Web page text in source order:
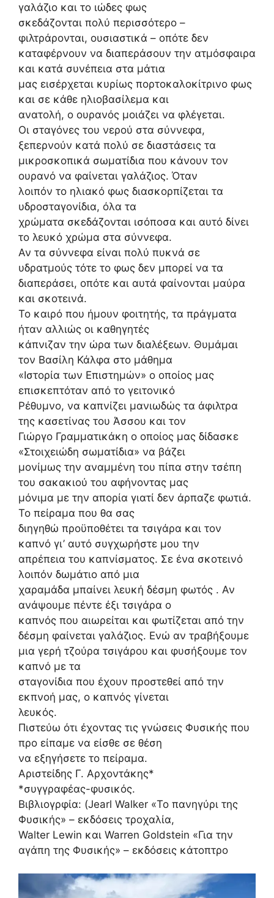
γαλάζιο και το ιώδες φως
σκεδάζονται πολύ περισσότερο –
φιλτράρονται, ουσιαστικά – οπότε δεν
καταφέρνουν να διαπεράσουν την ατμόσφαιρα
και κατά συνέπεια στα μάτια
μας εισέρχεται κυρίως πορτοκαλοκίτρινο φως
και σε κάθε ηλιοβασίλεμα και
ανατολή, ο ουρανός μοιάζει να φλέγεται.
Οι σταγόνες του νερού στα σύννεφα,
ξεπερνούν κατά πολύ σε διαστάσεις τα
μικροσκοπικά σωματίδια που κάνουν τον
ουρανό να φαίνεται γαλάζιος. Όταν
λοιπόν το ηλιακό φως διασκορπίζεται τα
υδροσταγονίδια, όλα τα
χρώματα σκεδάζονται ισόποσα και αυτό δίνει
το λευκό χρώμα στα σύννεφα.
Αν τα σύννεφα είναι πολύ πυκνά σε
υδρατμούς τότε το φως δεν μπορεί να τα
διαπεράσει, οπότε και αυτά φαίνονται μαύρα
και σκοτεινά.
Το καιρό που ήμουν φοιτητής, τα πράγματα
ήταν αλλιώς οι καθηγητές
κάπνιζαν την ώρα των διαλέξεων. Θυμάμαι
τον Βασίλη Κάλφα στο μάθημα
«Ιστορία των Επιστημών» ο οποίος μας
επισκεπτόταν από το γειτονικό
Ρέθυμνο, να καπνίζει μανιωδώς τα άφιλτρα
της κασετίνας του Άσσου και τον
Γιώργο Γραμματικάκη ο οποίος μας δίδασκε
«Στοιχειώδη σωματίδια» να βάζει
μονίμως την αναμμένη του πίπα στην τσέπη
του σακακιού του αφήνοντας μας
μόνιμα με την απορία γιατί δεν άρπαζε φωτιά.
Το πείραμα που θα σας
διηγηθώ προϋποθέτει τα τσιγάρα και τον
καπνό γι’ αυτό συγχωρήστε μου την
απρέπεια του καπνίσματος. Σε ένα σκοτεινό
λοιπόν δωμάτιο από μια
χαραμάδα μπαίνει λευκή δέσμη φωτός . Αν
ανάψουμε πέντε έξι τσιγάρα ο
καπνός που αιωρείται και φωτίζεται από την
δέσμη φαίνεται γαλάζιος. Ενώ αν τραβήξουμε
μια γερή τζούρα τσιγάρου και φυσήξουμε τον
καπνό με τα
σταγονίδια που έχουν προστεθεί από την
εκπνοή μας, ο καπνός γίνεται
λευκός.
Πιστεύω ότι έχοντας τις γνώσεις Φυσικής που
προ είπαμε να είσθε σε θέση
να εξηγήσετε το πείραμα.
Αριστείδης Γ. Αρχοντάκης*
*συγγραφέας-φυσικός.
Βιβλιογρφία: (Jearl Walker «Το πανηγύρι της
Φυσικής» – εκδόσεις τροχαλία,
Walter Lewin και Warren Goldstein «Για την
αγάπη της Φυσικής» – εκδόσεις κάτοπτρο